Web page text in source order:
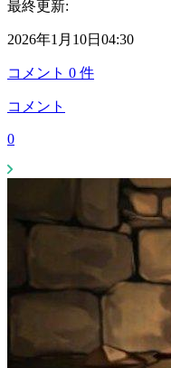
最終更新:
2026年1月10日04:30
コメント 0 件
コメント
0